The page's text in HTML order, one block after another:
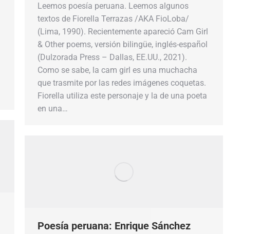
Leemos poesía peruana. Leemos algunos
textos de Fiorella Terrazas /AKA FioLoba/
(Lima, 1990). Recientemente apareció Cam Girl
& Other poems, versión bilingüe, inglés-español
(Dulzorada Press – Dallas, EE.UU., 2021).
Como se sabe, la cam girl es una muchacha
que trasmite por las redes imágenes coquetas.
Fiorella utiliza este personaje y la de una poeta
en una…
Poesía peruana: Enrique Sánchez